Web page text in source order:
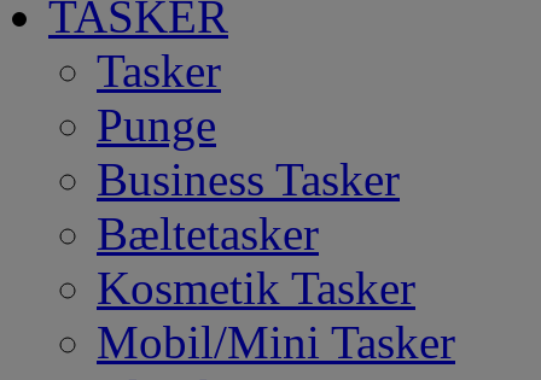
TASKER
Tasker
Punge
Business Tasker
Bæltetasker
Kosmetik Tasker
Mobil/Mini Tasker